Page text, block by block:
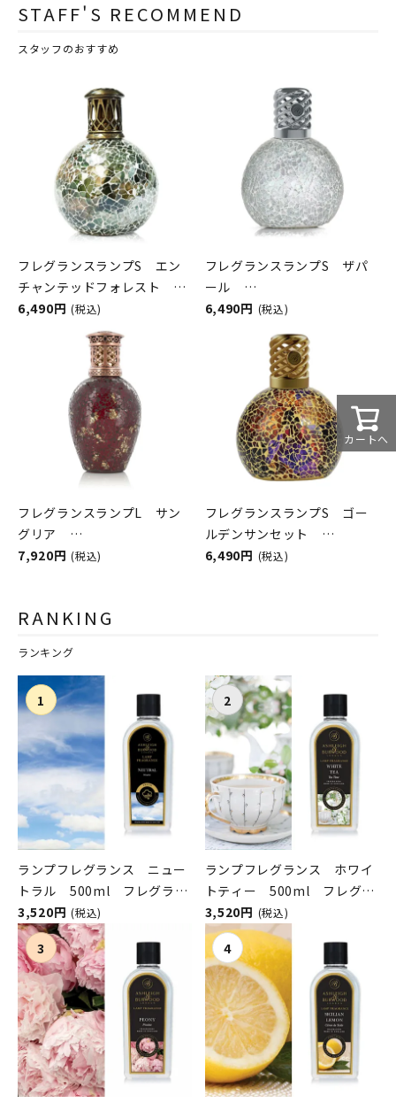
STAFF'S RECOMMEND
スタッフのおすすめ
フレグランスランプS エン
チャンテッドフォレスト
ASHLEIGH&BURWOOD（ア
シュレイアンドバーウッド）
6,490円 (税込)
フレグランスランプS ザパ
ール
ASHLEIGH&BURWOOD（ア
6,490円 (税込)
フレグランスランプL サン
グリア
ASHLEIGH&BURWOOD（ア
7,920円 (税込)
フレグランスランプS ゴー
ルデンサンセット
ASHLEIGH&BURWOOD（ア
6,490円 (税込)
RANKING
ランキング
ランプフレグランス ニュー
トラル 500ml フレグラン
スランプ用オイル
ASHLEIGH&BURWOOD（ア
シュレイアンドバーウッド）
3,520円 (税込)
ランプフレグランス ホワイ
トティー 500ml フレグラ
ンスランプ用オイル
ASHLEIGH&BURWOOD（ア
シュレイアンドバーウッド）
3,520円 (税込)
カートへ